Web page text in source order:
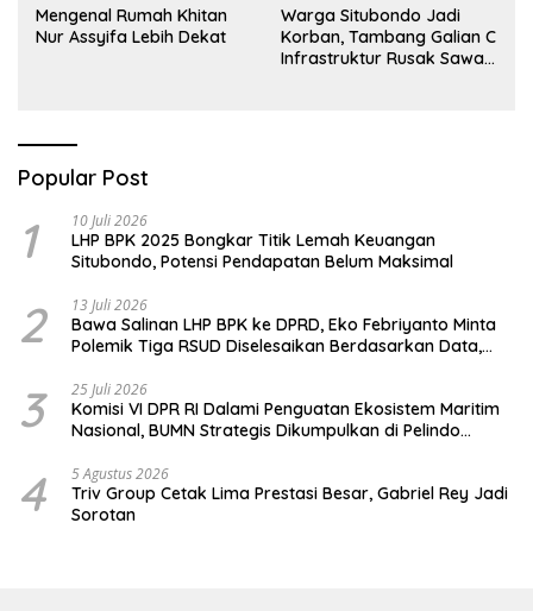
Mengenal Rumah Khitan
Nur Assyifa Lebih Dekat
Warga Situbondo Jadi
Korban, Tambang Galian C
Infrastruktur Rusak Sawah
Popular Post
1 10 Juli 2026
LHP BPK 2025 Bongkar Titik Lemah Keuangan
Situbondo, Potensi Pendapatan Belum Maksimal
2 13 Juli 2026
Bawa Salinan LHP BPK ke DPRD, Eko Febriyanto Minta
Polemik Tiga RSUD Diselesaikan Berdasarkan Data,
3 25 Juli 2026
Komisi VI DPR RI Dalami Penguatan Ekosistem Maritim
Nasional, BUMN Strategis Dikumpulkan di Pelindo
4 5 Agustus 2026
Triv Group Cetak Lima Prestasi Besar, Gabriel Rey Jadi
Sorotan